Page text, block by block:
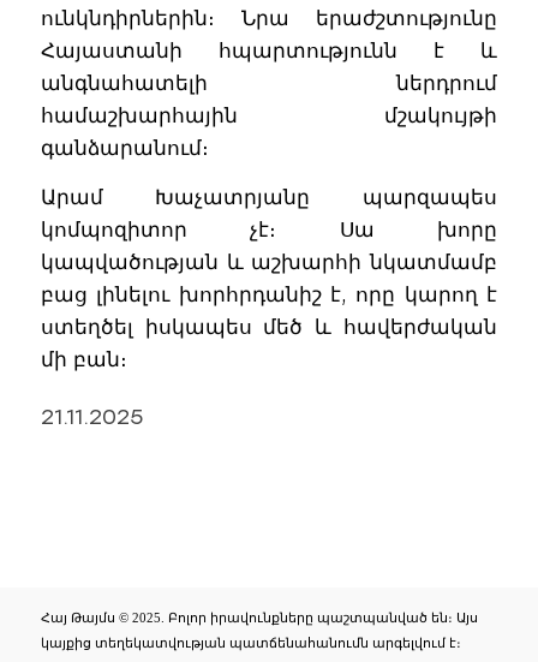
ունկնդիրներին։ Նրա երաժշտությունը
Հայաստանի հպարտությունն է և
անգնահատելի ներդրում
համաշխարհային մշակույթի
գանձարանում։
Արամ Խաչատրյանը պարզապես
կոմպոզիտոր չէ։ Սա խորը
կապվածության և աշխարհի նկատմամբ
բաց լինելու խորհրդանիշ է, որը կարող է
ստեղծել իսկապես մեծ և հավերժական
մի բան։
21.11.2025
Հայ Թայմս © 2025. Բոլոր իրավունքները պաշտպանված են։ Այս
կայքից տեղեկատվության պատճենահանումն արգելվում է։